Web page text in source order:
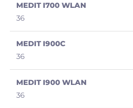
36
36
36